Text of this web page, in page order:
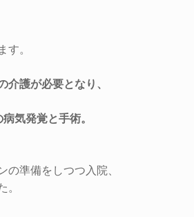
。
護が必要となり、
気発覚と手術。
の準備をしつつ入院、